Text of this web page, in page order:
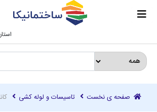
صفحه ی نخست تاسیسات و لوله کشی